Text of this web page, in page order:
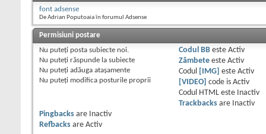
font adsense
De Adrian Poputoaia în forumul Adsense
Permisiuni postare
Nu puteţi posta subiecte noi.
Nu puteţi răspunde la subiecte
Nu puteţi adăuga ataşamente
Nu puteţi modifica posturile proprii
Codul BBeste Activ
Zâmbeteeste Activ
Codul
[IMG] este Activ
[VIDEO]
code is Activ
Codul HTML este
Inactiv
Trackbacksare
Inactiv
Pingbacks are
Inactiv
Refbacks are Activ